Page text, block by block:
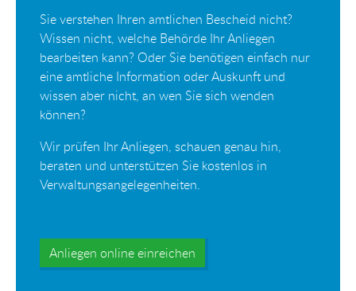
Sie verstehen Ihren amtlichen Bescheid nicht?
Wissen nicht, welche Behörde Ihr Anliegen
bearbeiten kann? Oder Sie benötigen einfach nur
eine amtliche Information oder Auskunft und
wissen aber nicht, an wen Sie sich wenden
können?
Wir prüfen Ihr Anliegen, schauen genau hin,
beraten und unterstützen Sie kostenlos in
Verwaltungsangelegenheiten.
Anliegen online einreichen